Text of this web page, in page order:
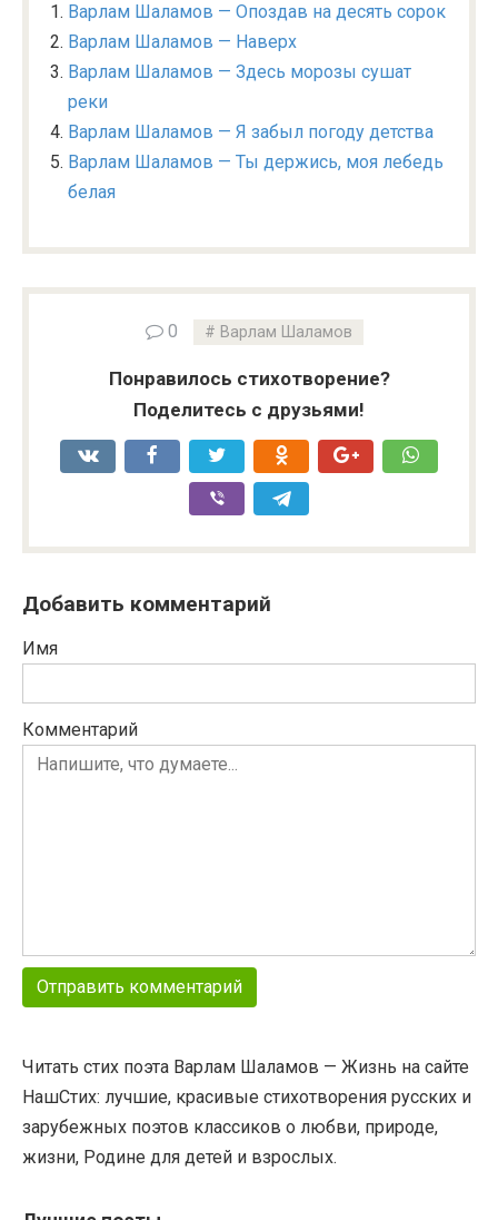
Варлам Шаламов — Опоздав на десять сорок
Варлам Шаламов — Наверх
Варлам Шаламов — Здесь морозы сушат
реки
Варлам Шаламов — Я забыл погоду детства
Варлам Шаламов — Ты держись, моя лебедь
белая
0 Варлам Шаламов
Понравилось стихотворение?
Поделитесь с друзьями!
Добавить комментарий
Имя
Комментарий
Читать стих поэта Варлам Шаламов — Жизнь на сайте
НашСтих: лучшие, красивые стихотворения русских и
зарубежных поэтов классиков о любви, природе,
жизни, Родине для детей и взрослых.